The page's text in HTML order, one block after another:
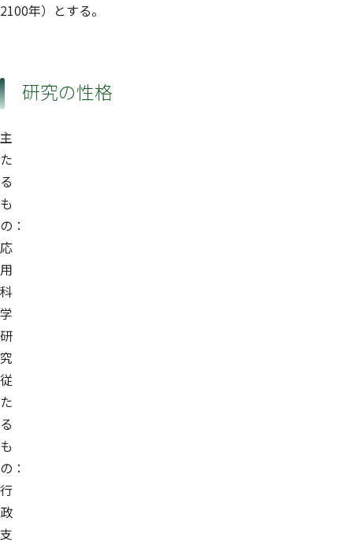
2100年）とする。
研究の性格
主
た
る
も
の：
応
用
科
学
研
究
従
た
る
も
の：
行
政
支